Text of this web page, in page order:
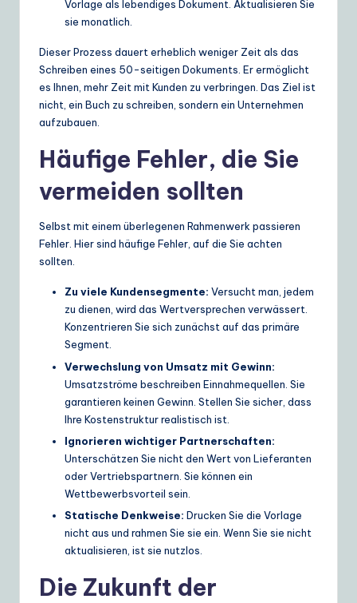
Vorlage als lebendiges Dokument. Aktualisieren Sie
sie monatlich.
Dieser Prozess dauert erheblich weniger Zeit als das
Schreiben eines 50-seitigen Dokuments. Er ermöglicht
es Ihnen, mehr Zeit mit Kunden zu verbringen. Das Ziel ist
nicht, ein Buch zu schreiben, sondern ein Unternehmen
aufzubauen.
Häufige Fehler, die Sie
vermeiden sollten
Selbst mit einem überlegenen Rahmenwerk passieren
Fehler. Hier sind häufige Fehler, auf die Sie achten
sollten.
Zu viele Kundensegmente: Versucht man, jedem
zu dienen, wird das Wertversprechen verwässert.
Konzentrieren Sie sich zunächst auf das primäre
Segment.
Verwechslung von Umsatz mit Gewinn:
Umsatzströme beschreiben Einnahmequellen. Sie
garantieren keinen Gewinn. Stellen Sie sicher, dass
Ihre Kostenstruktur realistisch ist.
Ignorieren wichtiger Partnerschaften:
Unterschätzen Sie nicht den Wert von Lieferanten
oder Vertriebspartnern. Sie können ein
Wettbewerbsvorteil sein.
Statische Denkweise: Drucken Sie die Vorlage
nicht aus und rahmen Sie sie ein. Wenn Sie sie nicht
aktualisieren, ist sie nutzlos.
Die Zukunft der